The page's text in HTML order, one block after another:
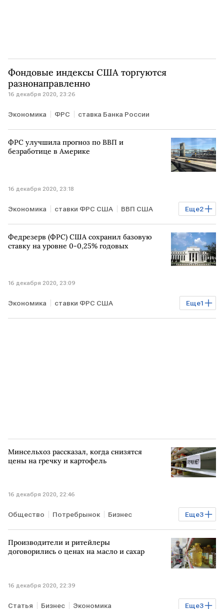
Фондовые индексы США торгуются
разнонаправленно
16 декабря 2020, 23:26
Экономика ФРС ставка Банка России
ФРС улучшила прогноз по ВВП и
безработице в Америке
16 декабря 2020, 23:18
Еще2
Экономика ставки ФРС США ВВП США
безработица прогноз
Федрезерв (ФРС) США сохранил базовую
ставку на уровне 0-0,25% годовых
16 декабря 2020, 23:09
Еще1
Экономика ставки ФРС США
ставка Банка России
Минсельхоз рассказал, когда снизятся
цены на гречку и картофель
16 декабря 2020, 22:46
Еще3
Общество Потребрынок Бизнес
Экономика Минсельхоз РФ снижение
цены на продовольствие
Производители и ритейлеры
договорились о ценах на масло и сахар
16 декабря 2020, 22:39
Еще3
Статья Бизнес Экономика